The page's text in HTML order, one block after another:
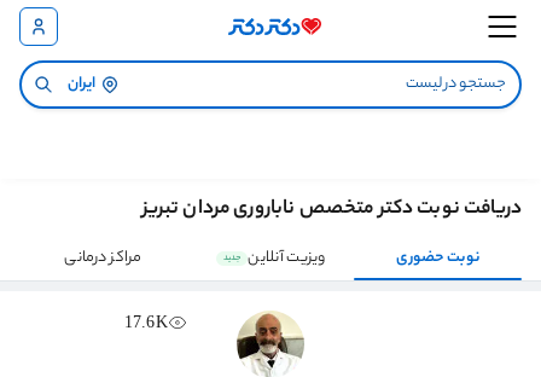
ایران
دریافت نوبت دکتر متخصص ناباروری مردان تبریز
نوبت حضوری ویزیت آنلاین جدید مراکز درمانی
17.6K